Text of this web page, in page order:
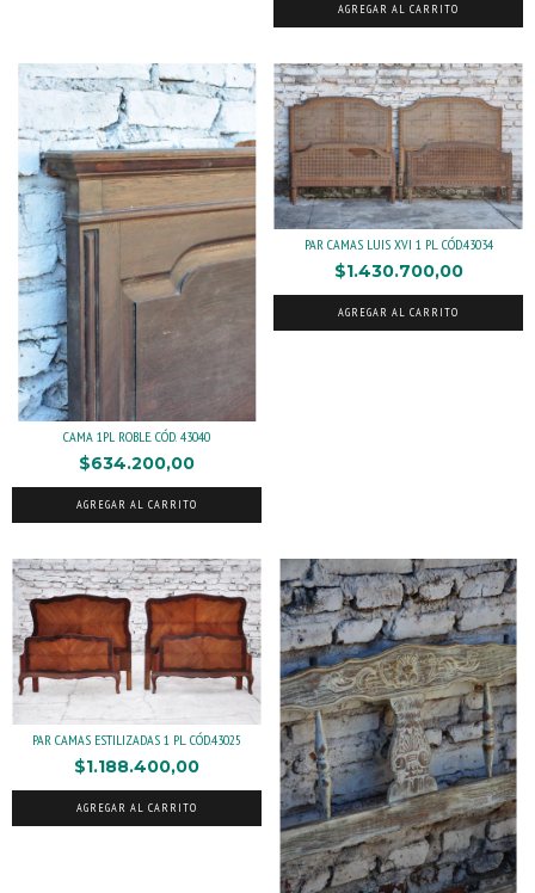
AGREGAR AL CARRITO
CAMA 1PL ROBLE. CÓD. 43040
$634.200,00
AGREGAR AL CARRITO
PAR CAMAS LUIS XVI 1 PL. CÓD.43034
$1.430.700,00
AGREGAR AL CARRITO
PAR CAMAS ESTILIZADAS 1 PL. CÓD.43025
$1.188.400,00
AGREGAR AL CARRITO